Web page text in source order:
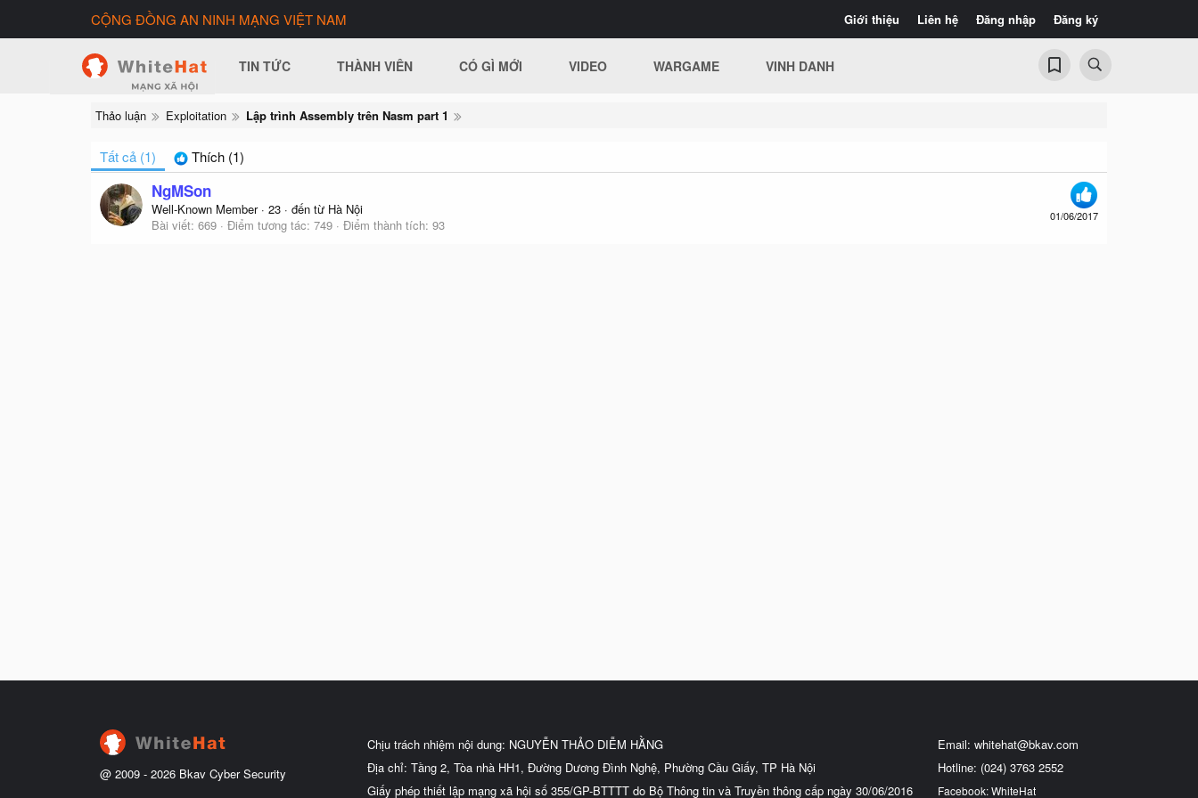
Giới thiệu Liên hệ Đăng nhập Đăng ký
CỘNG ĐỒNG AN NINH MẠNG VIỆT NAM
TIN TỨC THÀNH VIÊN CÓ GÌ MỚI VIDEO WARGAME VINH DANH
Thảo luận Exploitation Lập trình Assembly trên Nasm part 1
Tất cả (1) Thích (1)
01/06/2017
NgMSon
Well-Known Member · 23 · đến từ Hà Nội
Bài viết 669 Điểm tương tác 749 Điểm thành tích 93
@ 2009 - 2026 Bkav Cyber Security
Chịu trách nhiệm nội dung: NGUYỄN THẢO DIỄM HẰNG
Địa chỉ: Tầng 2, Tòa nhà HH1, Đường Dương Đình Nghệ, Phường Cầu Giấy, TP Hà Nội
Giấy phép thiết lập mạng xã hội số 355/GP-BTTTT do Bộ Thông tin và Truyền thông cấp ngày 30/06/2016
Email: whitehat@bkav.com
Hotline: (024) 3763 2552
Facebook: WhiteHat